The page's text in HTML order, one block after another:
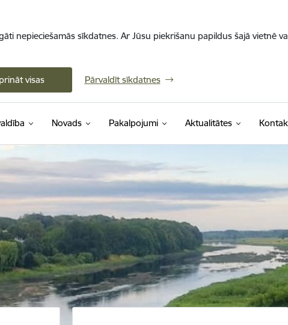
nepieciešamās sīkdatnes. Ar Jūsu piekrišanu papildus šajā vietnē
visas Pārvaldīt sīkdatnes
Novads Pakalpojumi Aktualitātes